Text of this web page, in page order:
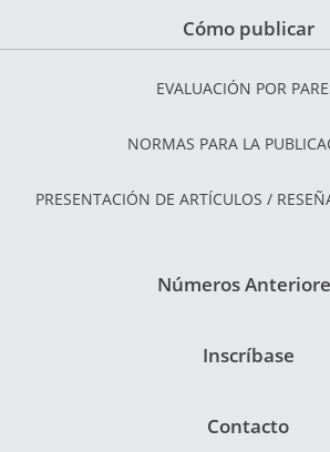
Cómo publicar
EVALUACIÓN POR
NORMAS PARA LA
PRESENTACIÓN DE ARTÍCULOS /
Números
Inscríbase
Contacto